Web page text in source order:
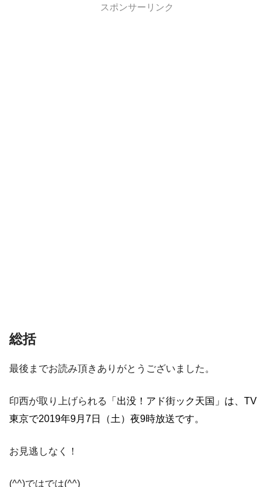
スポンサーリンク
総括
最後までお読み頂きありがとうございました。
印西が取り上げられる
「出没！アド街ック天国」は、TV
東京で2019年9月7日（土）夜9時放送です。
お見逃しなく！
(^^)ではでは(^^)